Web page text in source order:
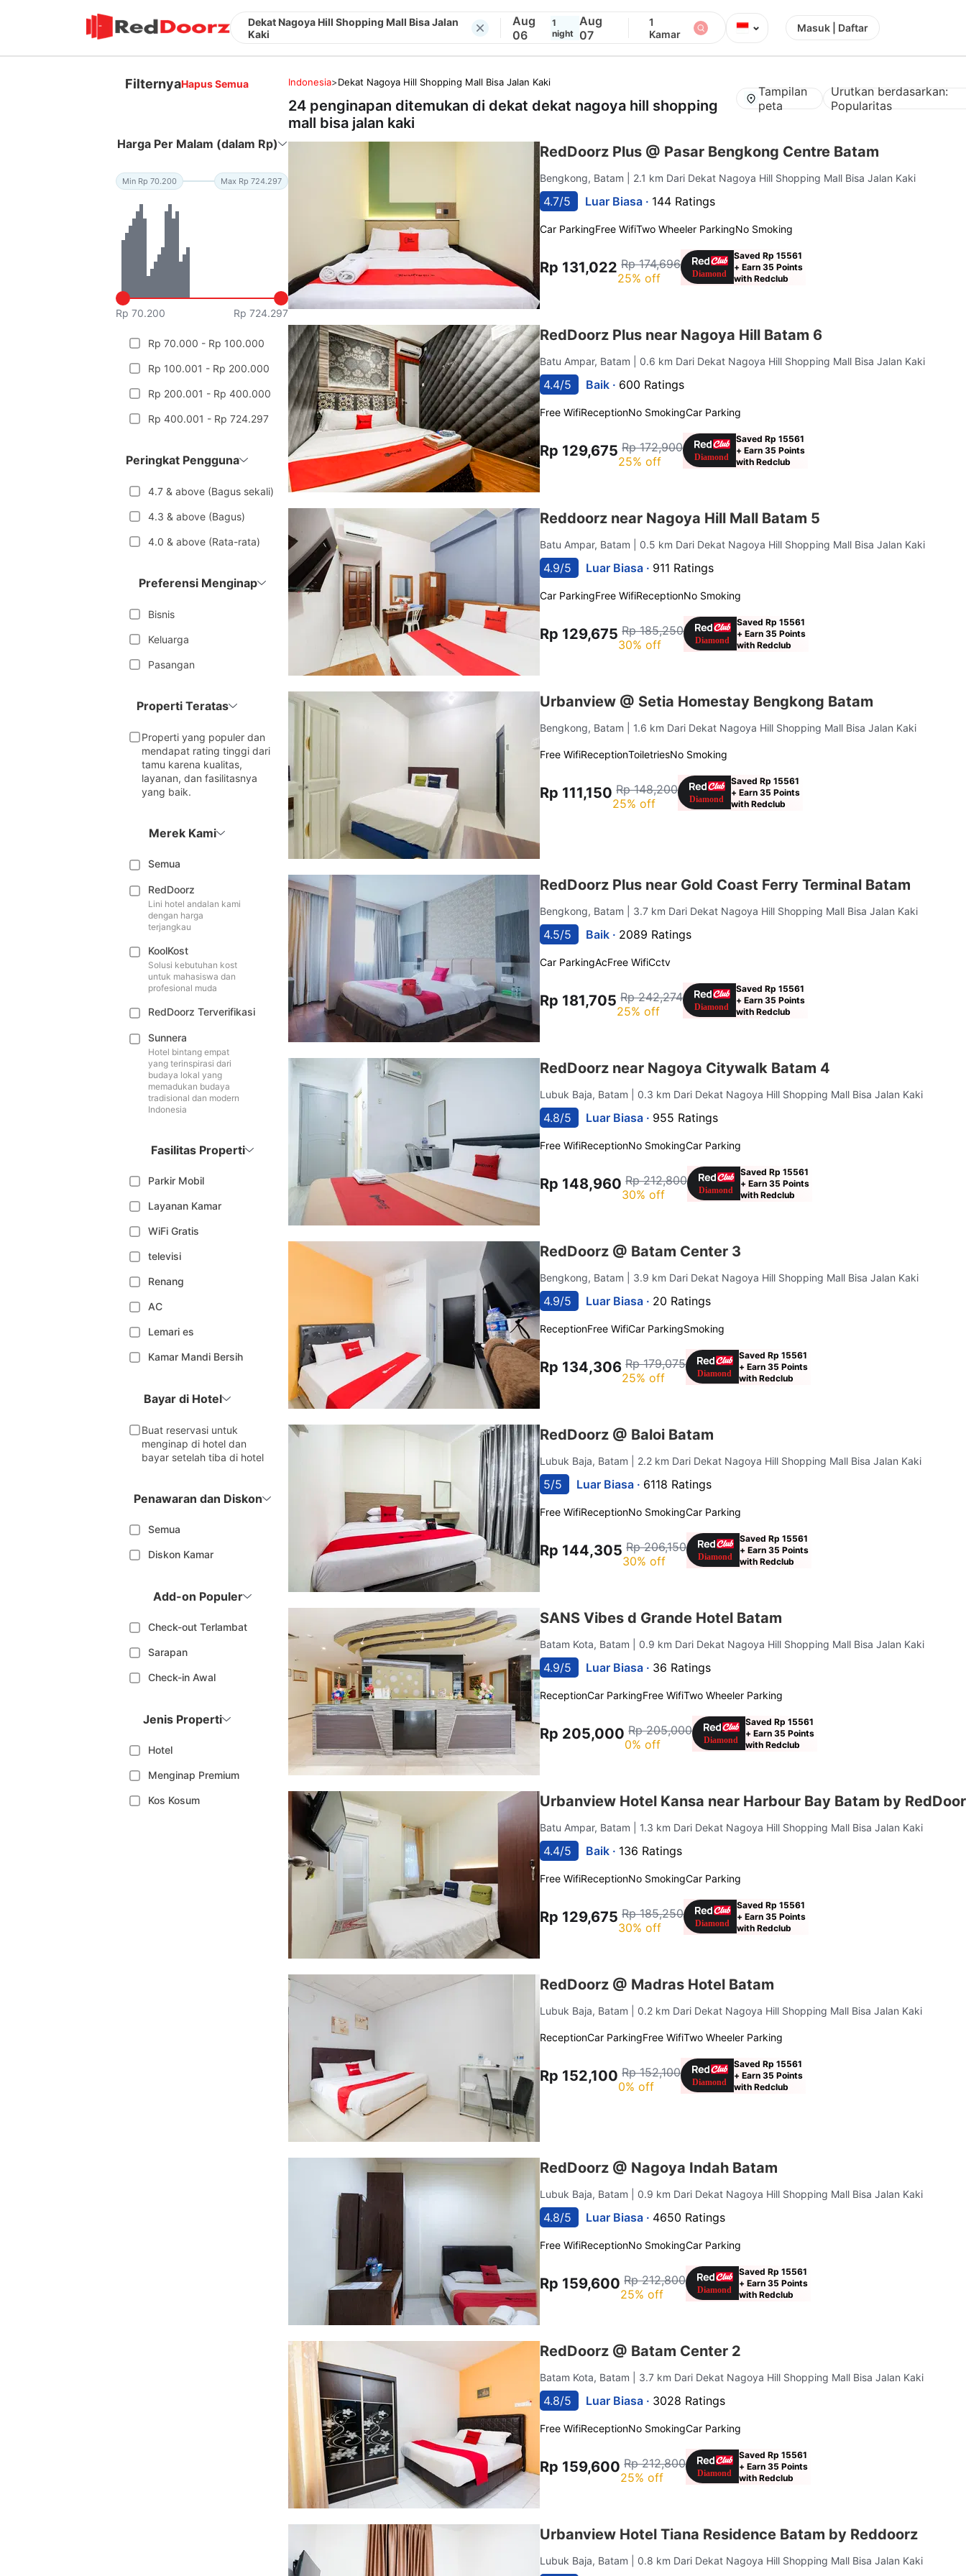
Dekat Nagoya Hill Shopping Mall Bisa Jalan
Kaki
Aug
06
1
night
Aug
07
1
Kamar
⌄ Masuk | Daftar
FilternyaHapus Semua
Harga Per Malam (dalam Rp)
Min Rp 70.200 Max Rp 724.297
Rp 70.200 Rp 724.297
Rp 70.000 - Rp 100.000
Rp 100.001 - Rp 200.000
Rp 200.001 - Rp 400.000
Rp 400.001 - Rp 724.297
Peringkat Pengguna
4.7 & above (Bagus sekali)
4.3 & above (Bagus)
4.0 & above (Rata-rata)
Preferensi Menginap
Bisnis
Keluarga
Pasangan
Properti Teratas
Properti yang populer dan
mendapat rating tinggi dari
tamu karena kualitas,
layanan, dan fasilitasnya
yang baik.
Merek Kami
Semua
RedDoorz
Lini hotel andalan kami
dengan harga
terjangkau
KoolKost
Solusi kebutuhan kost
untuk mahasiswa dan
profesional muda
RedDoorz Terverifikasi
Sunnera
Hotel bintang empat
yang terinspirasi dari
budaya lokal yang
memadukan budaya
tradisional dan modern
Indonesia
Fasilitas Properti
Parkir Mobil
Layanan Kamar
WiFi Gratis
televisi
Renang
AC
Lemari es
Kamar Mandi Bersih
Bayar di Hotel
Buat reservasi untuk
menginap di hotel dan
bayar setelah tiba di hotel
Penawaran dan Diskon
Semua
Diskon Kamar
Add-on Populer
Check-out Terlambat
Sarapan
Check-in Awal
Jenis Properti
Hotel
Menginap Premium
Kos Kosum
Indonesia>Dekat Nagoya Hill Shopping Mall Bisa Jalan Kaki
24 penginapan ditemukan di dekatdekat nagoya hill shopping
mall bisa jalan kaki
Tampilan
peta
Urutkan berdasarkan:
Popularitas
RedDoorz Plus @ Pasar Bengkong Centre Batam
Bengkong, Batam | 2.1 km Dari Dekat Nagoya Hill Shopping Mall Bisa Jalan Kaki
4.7/5 Luar Biasa · 144 Ratings
Car ParkingFree WifiTwo Wheeler ParkingNo Smoking
Rp 131,022 Rp 174,696
25% off
Saved Rp 15561
+ Earn 35 Points
with Redclub
RedDoorz Plus near Nagoya Hill Batam 6
Batu Ampar, Batam | 0.6 km Dari Dekat Nagoya Hill Shopping Mall Bisa Jalan Kaki
4.4/5 Baik · 600 Ratings
Free WifiReceptionNo SmokingCar Parking
Rp 129,675 Rp 172,900
25% off
Saved Rp 15561
+ Earn 35 Points
with Redclub
Reddoorz near Nagoya Hill Mall Batam 5
Batu Ampar, Batam | 0.5 km Dari Dekat Nagoya Hill Shopping Mall Bisa Jalan Kaki
4.9/5 Luar Biasa · 911 Ratings
Car ParkingFree WifiReceptionNo Smoking
Rp 129,675 Rp 185,250
30% off
Saved Rp 15561
+ Earn 35 Points
with Redclub
Urbanview @ Setia Homestay Bengkong Batam
Bengkong, Batam | 1.6 km Dari Dekat Nagoya Hill Shopping Mall Bisa Jalan Kaki
Free WifiReceptionToiletriesNo Smoking
Rp 111,150 Rp 148,200
25% off
Saved Rp 15561
+ Earn 35 Points
with Redclub
RedDoorz Plus near Gold Coast Ferry Terminal Batam
Bengkong, Batam | 3.7 km Dari Dekat Nagoya Hill Shopping Mall Bisa Jalan Kaki
4.5/5 Baik · 2089 Ratings
Car ParkingAcFree WifiCctv
Rp 181,705 Rp 242,274
25% off
Saved Rp 15561
+ Earn 35 Points
with Redclub
RedDoorz near Nagoya Citywalk Batam 4
Lubuk Baja, Batam | 0.3 km Dari Dekat Nagoya Hill Shopping Mall Bisa Jalan Kaki
4.8/5 Luar Biasa · 955 Ratings
Free WifiReceptionNo SmokingCar Parking
Rp 148,960 Rp 212,800
30% off
Saved Rp 15561
+ Earn 35 Points
with Redclub
RedDoorz @ Batam Center 3
Bengkong, Batam | 3.9 km Dari Dekat Nagoya Hill Shopping Mall Bisa Jalan Kaki
4.9/5 Luar Biasa · 20 Ratings
ReceptionFree WifiCar ParkingSmoking
Rp 134,306 Rp 179,075
25% off
Saved Rp 15561
+ Earn 35 Points
with Redclub
RedDoorz @ Baloi Batam
Lubuk Baja, Batam | 2.2 km Dari Dekat Nagoya Hill Shopping Mall Bisa Jalan Kaki
5/5 Luar Biasa · 6118 Ratings
Free WifiReceptionNo SmokingCar Parking
Rp 144,305 Rp 206,150
30% off
Saved Rp 15561
+ Earn 35 Points
with Redclub
SANS Vibes d Grande Hotel Batam
Batam Kota, Batam | 0.9 km Dari Dekat Nagoya Hill Shopping Mall Bisa Jalan Kaki
4.9/5 Luar Biasa · 36 Ratings
ReceptionCar ParkingFree WifiTwo Wheeler Parking
Rp 205,000 Rp 205,000
0% off
Saved Rp 15561
+ Earn 35 Points
with Redclub
Urbanview Hotel Kansa near Harbour Bay Batam by
Batu Ampar, Batam | 1.3 km Dari Dekat Nagoya Hill Shopping Mall Bisa Jalan Kaki
4.4/5 Baik · 136 Ratings
Free WifiReceptionNo SmokingCar Parking
Rp 129,675 Rp 185,250
30% off
Saved Rp 15561
+ Earn 35 Points
with Redclub
RedDoorz @ Madras Hotel Batam
Lubuk Baja, Batam | 0.2 km Dari Dekat Nagoya Hill Shopping Mall Bisa Jalan Kaki
ReceptionCar ParkingFree WifiTwo Wheeler Parking
Rp 152,100 Rp 152,100
0% off
Saved Rp 15561
+ Earn 35 Points
with Redclub
RedDoorz @ Nagoya Indah Batam
Lubuk Baja, Batam | 0.9 km Dari Dekat Nagoya Hill Shopping Mall Bisa Jalan Kaki
4.8/5 Luar Biasa · 4650 Ratings
Free WifiReceptionNo SmokingCar Parking
Rp 159,600 Rp 212,800
25% off
Saved Rp 15561
+ Earn 35 Points
with Redclub
RedDoorz @ Batam Center 2
Batam Kota, Batam | 3.7 km Dari Dekat Nagoya Hill Shopping Mall Bisa Jalan Kaki
4.8/5 Luar Biasa · 3028 Ratings
Free WifiReceptionNo SmokingCar Parking
Rp 159,600 Rp 212,800
25% off
Saved Rp 15561
+ Earn 35 Points
with Redclub
Urbanview Hotel Tiana Residence Batam by Reddoorz
Lubuk Baja, Batam | 0.8 km Dari Dekat Nagoya Hill Shopping Mall Bisa Jalan Kaki